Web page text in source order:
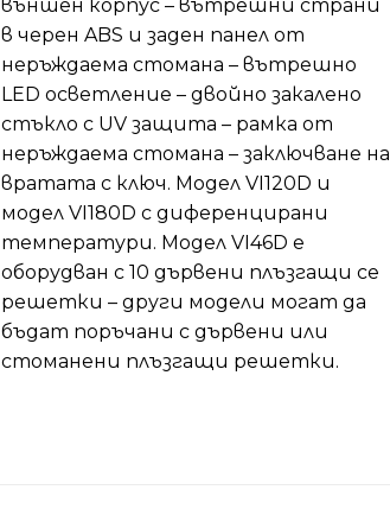
външен корпус – вътрешни страни
в черен ABS и заден панел от
неръждаема стомана – вътрешно
LED осветление – двойно закалено
стъкло с UV защита – рамка от
неръждаема стомана – заключване на
вратата с ключ. Модел VI120D и
модел VI180D с диференцирани
температури. Модел VI46D е
оборудван с 10 дървени плъзгащи се
решетки – други модели могат да
бъдат поръчани с дървени или
стоманени плъзгащи решетки.